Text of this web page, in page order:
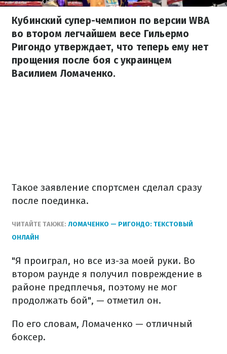
Кубинский супер-чемпион по версии WBA
во втором легчайшем весе Гильермо
Ригондо утверждает, что теперь ему нет
прощения после боя с украинцем
Василием Ломаченко.
Такое заявление спортсмен сделал сразу
после поединка.
ЧИТАЙТЕ ТАКЖЕ: ЛОМАЧЕНКО — РИГОНДО: ТЕКСТОВЫЙ
ОНЛАЙН
"Я проиграл, но все из-за моей руки. Во
втором раунде я получил повреждение в
районе предплечья, поэтому не мог
продолжать бой", — отметил он.
По его словам, Ломаченко — отличный
боксер.